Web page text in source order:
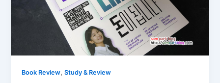
Book Review,Study & Review